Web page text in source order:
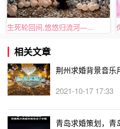
生死轮回间,悠悠归流河—...
相关文章
荆州求婚背景音乐
2021-10-17 17:33
青岛求婚策划，青